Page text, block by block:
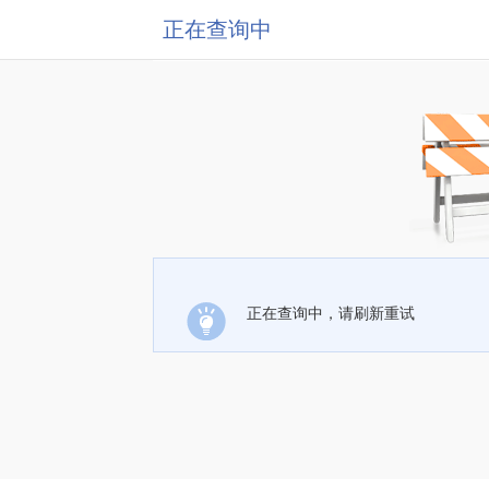
正在查询中
正在查询中，请刷新重试